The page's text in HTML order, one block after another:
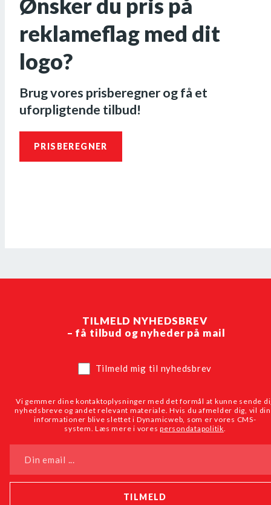
Ønsker du pris på
reklameflag med dit
logo?
Brug vores prisberegner og få et
uforpligtende tilbud!
PRISBEREGNER
TILMELD NYHEDSBREV
– få tilbud og nyheder på mail
Tilmeld mig til nyhedsbrev
Vi gemmer dine kontaktoplysninger med det formål at kunne sende
nyhedsbreve og andet relevant materiale. Hvis du afmelder dig, vil
informationer blive slettet i Dynamicweb, som er vores CMS-
system. Læs mere i vorespersondatapolitik.
Din email ...